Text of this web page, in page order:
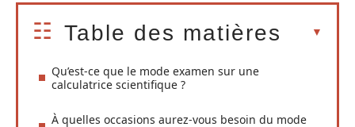
Table des matières
Qu’est-ce que le mode examen sur une
calculatrice scientifique ?
À quelles occasions aurez-vous besoin du mode